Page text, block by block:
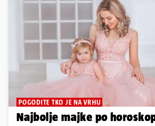
POGODITE TKO JE NA VRHU
Najbolje majke po